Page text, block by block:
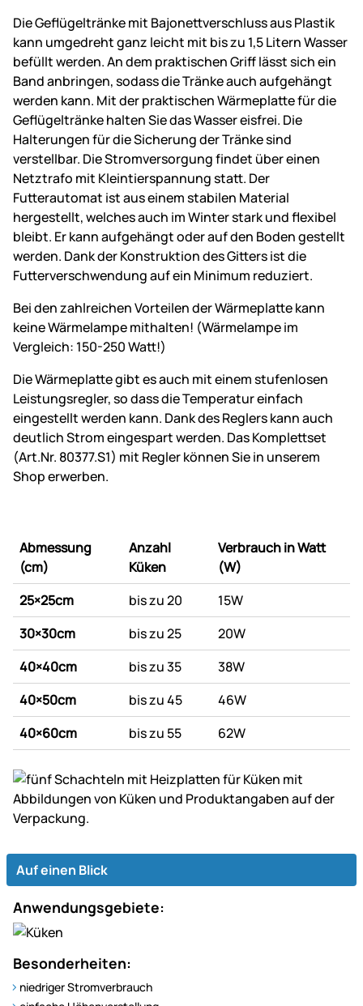
Die Geflügeltränke mit Bajonettverschluss aus Plastik
kann umgedreht ganz leicht mit bis zu 1,5 Litern Wasser
befüllt werden. An dem praktischen Griff lässt sich ein
Band anbringen, sodass die Tränke auch aufgehängt
werden kann. Mit der praktischen Wärmeplatte für die
Geflügeltränke halten Sie das Wasser eisfrei. Die
Halterungen für die Sicherung der Tränke sind
verstellbar. Die Stromversorgung findet über einen
Netztrafo mit Kleintierspannung statt. Der
Futterautomat ist aus einem stabilen Material
hergestellt, welches auch im Winter stark und flexibel
bleibt. Er kann aufgehängt oder auf den Boden gestellt
werden. Dank der Konstruktion des Gitters ist die
Futterverschwendung auf ein Minimum reduziert.
Bei den zahlreichen Vorteilen der Wärmeplatte kann
keine Wärmelampe mithalten! (Wärmelampe im
Vergleich: 150-250 Watt!)
Die Wärmeplatte gibt es auch mit einem stufenlosen
Leistungsregler, so dass die Temperatur einfach
eingestellt werden kann. Dank des Reglers kann auch
deutlich Strom eingespart werden. Das Komplettset
(Art.Nr. 80377.S1) mit Regler können Sie in unserem
Shop erwerben.
Abmessung
(cm)
Anzahl
Küken
Verbrauch in Watt
(W)
25×25cm
bis zu 20
15W
30×30cm
bis zu 25
20W
40×40cm
bis zu 35
38W
40×50cm
bis zu 45
46W
40×60cm
bis zu 55 62W
Auf einen Blick
Anwendungsgebiete:
Besonderheiten:
niedriger Stromverbrauch